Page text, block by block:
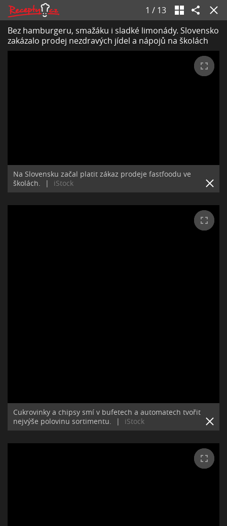
1 / 13
Bez hamburgeru, smažáku i sladké limonády. Slovensko
zakázalo prodej nezdravých jídel a nápojů na školách
Na Slovensku začal platit zákaz prodeje fastfoodu ve
školách.
| iStock
Cukrovinky a chipsy smí v bufetech a automatech tvořit
nejvýše polovinu sortimentu.
| iStock